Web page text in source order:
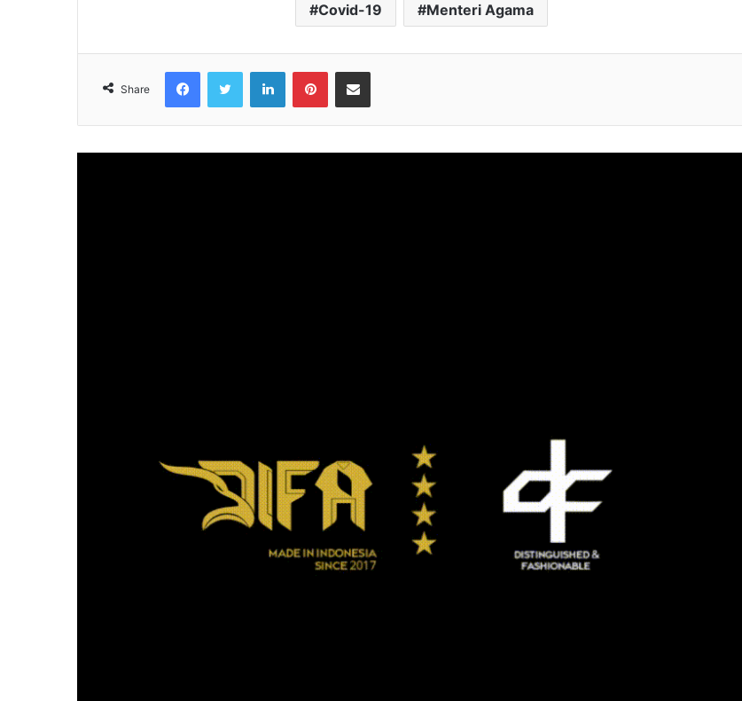
Covid-19 Menteri Agama
Share
FacebookTwitter LinkedInPinterestShare via Email